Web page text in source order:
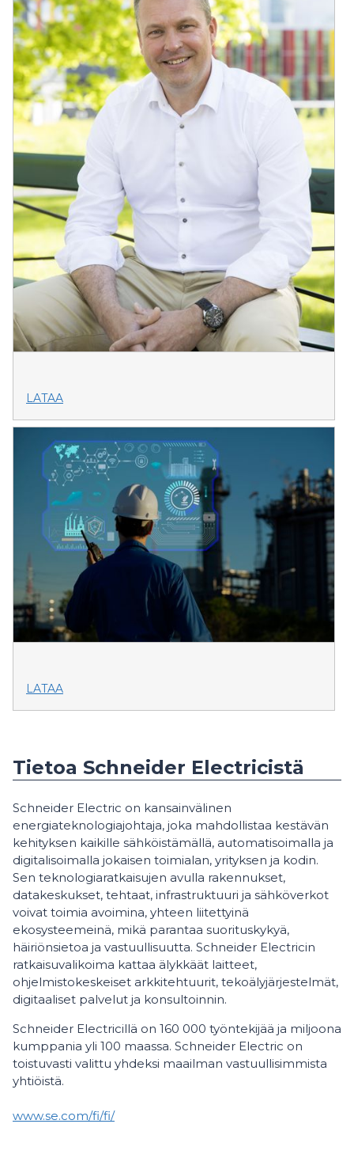
LATAA
LATAA
Tietoa Schneider Electricistä
Schneider Electric on kansainvälinen
energiateknologiajohtaja, joka mahdollistaa kestävän
kehityksen kaikille sähköistämällä, automatisoimalla ja
digitalisoimalla jokaisen toimialan, yrityksen ja kodin.
Sen teknologiaratkaisujen avulla rakennukset,
datakeskukset, tehtaat, infrastruktuuri ja sähköverkot
voivat toimia avoimina, yhteen liitettyinä
ekosysteemeinä, mikä parantaa suorituskykyä,
häiriönsietoa ja vastuullisuutta. Schneider Electricin
ratkaisuvalikoima kattaa älykkäät laitteet,
ohjelmistokeskeiset arkkitehtuurit, tekoälyjärjestelmät,
digitaaliset palvelut ja konsultoinnin.
Schneider Electricillä on 160 000 työntekijää ja miljoona
kumppania yli 100 maassa. Schneider Electric on
toistuvasti valittu yhdeksi maailman vastuullisimmista
yhtiöistä.
www.se.com/fi/fi/